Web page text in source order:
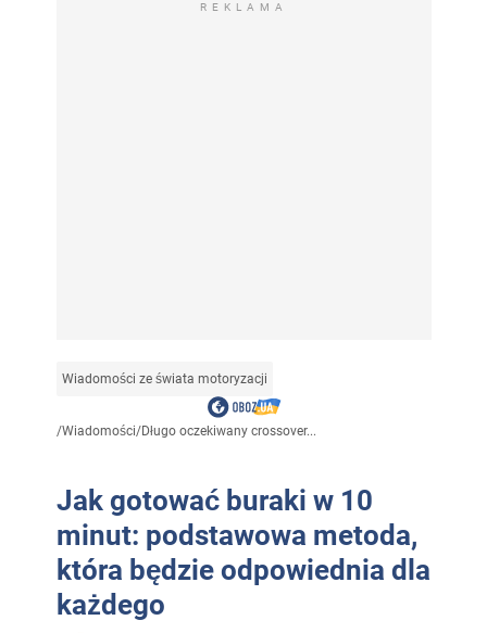
REKLAMA
Wiadomości ze świata motoryzacji
/Wiadomości/Długo oczekiwany crossover...
Jak gotować buraki w 10
minut: podstawowa metoda,
która będzie odpowiednia dla
każdego